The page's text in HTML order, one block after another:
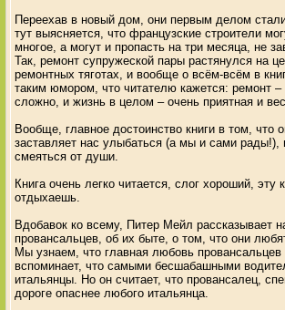
Переехав в новый дом, они первым делом
тут выясняется, что французские строители
многое, а могут и пропасть на три месяца, не
Так, ремонт супружеской пары растянулся на
ремонтных тяготах, и вообще о всём-всём в
таким юмором, что читателю кажется: ремонт –
сложно, и жизнь в целом – очень приятная и
Вообще, главное достоинство книги в том, что
заставляет нас улыбаться (а мы и сами рады!),
смеяться от души.
Книга очень легко читается, слог хороший, эту
отдыхаешь.
Вдобавок ко всему, Питер Мейл рассказывает
провансальцев, об их быте, о том, что они
Мы узнаем, что главная любовь
вспоминает, что самыми бесшабашными
итальянцы. Но он считает, что провансалец,
дороге опаснее любого итальянца.